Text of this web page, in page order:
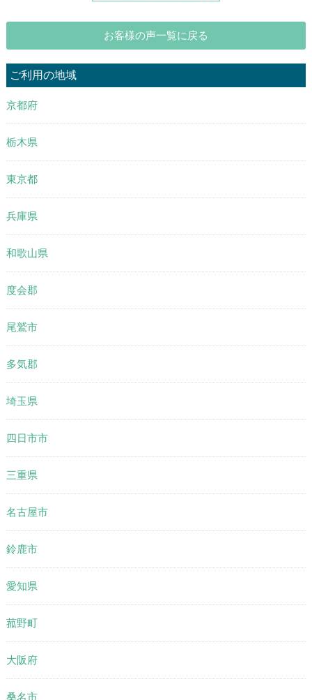
お客様の声一覧に戻る
ご利用の地域
京都府
栃木県
東京都
兵庫県
和歌山県
度会郡
尾鷲市
多気郡
埼玉県
四日市市
三重県
名古屋市
鈴鹿市
愛知県
菰野町
大阪府
桑名市